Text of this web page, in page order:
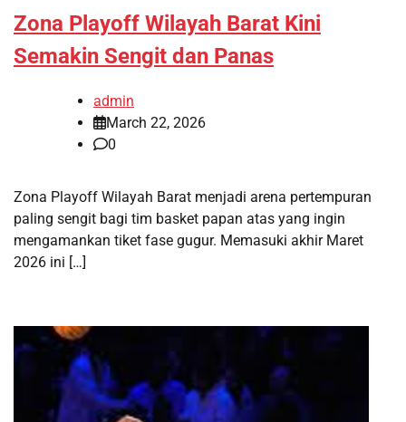
Zona Playoff Wilayah Barat Kini
Semakin Sengit dan Panas
admin
March 22, 2026
0
Zona Playoff Wilayah Barat menjadi arena pertempuran
paling sengit bagi tim basket papan atas yang ingin
mengamankan tiket fase gugur. Memasuki akhir Maret
2026 ini […]